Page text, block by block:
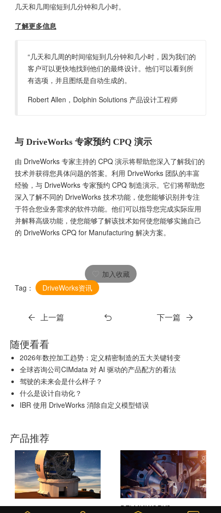
几天和几周缩短到几分钟和几小时。
了解更多信息
“几天和几周的时间缩短到几分钟和几小时，因为我们的
客户可以更快地找到他们的最终设计。他们可以看到所
有选项，并且图纸是自动生成的。
Robert Allen，Dolphin Solutions 产品设计工程师
与 DriveWorks 专家预约 CPQ 演示
由 DriveWorks 专家主持的 CPQ 演示将帮助您深入了解我们的
技术并获得您具体问题的答案。利用 DriveWorks 团队的丰富
经验，与 DriveWorks 专家预约 CPQ 制造演示。它们将帮助您
深入了解不同的 DriveWorks 技术功能，使您能够识别并专注
于符合您业务需求的软件功能。他们可以指导您完成实际应用
并解释高级功能，使您能够了解该技术如何使您能够实施自己
的 DriveWorks CPQ for Manufacturing 解决方案。
加入收藏
Tag：
DriveWorks资讯
上一篇 下一篇
随便看看
2026年数控加工趋势：定义精密制造的五大关键转变
全球咨询公司CIMdata 对 AI 驱动的产品配方的看法
驾驶的未来会是什么样子？
什么是设计自动化？
IBR 使用 DriveWorks 消除自定义模型错误
产品推荐
SOLIDWORKS 3D CAD DELMIAWORKS